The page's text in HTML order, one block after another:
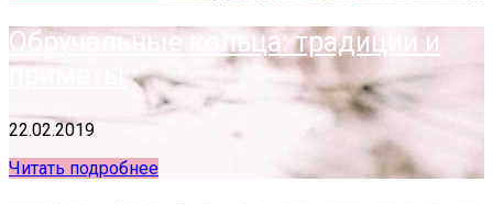
Обручальные кольца: традиции и
приметы
22.02.2019
Читать подробнее